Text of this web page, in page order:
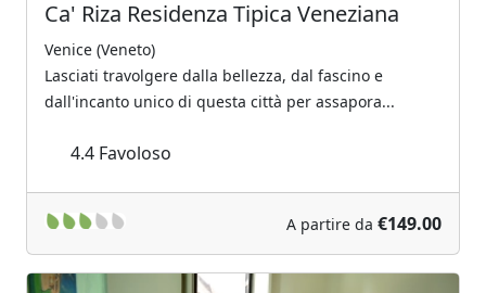
Ca' Riza Residenza Tipica Veneziana
Venice (Veneto)
Lasciati travolgere dalla bellezza, dal fascino e
dall'incanto unico di questa città per assapora...
4.4 Favoloso
A partire da €149.00